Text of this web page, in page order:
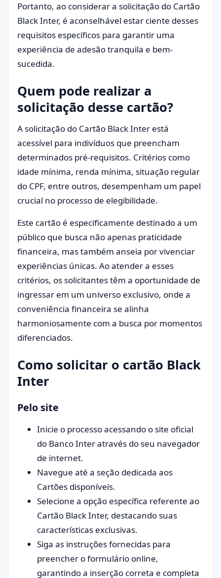
Portanto, ao considerar a solicitação do Cartão
Black Inter, é aconselhável estar ciente desses
requisitos específicos para garantir uma
experiência de adesão tranquila e bem-
sucedida.
Quem pode realizar a
solicitação desse cartão?
A solicitação do Cartão Black Inter está
acessível para indivíduos que preencham
determinados pré-requisitos. Critérios como
idade mínima, renda mínima, situação regular
do CPF, entre outros, desempenham um papel
crucial no processo de elegibilidade.
Este cartão é especificamente destinado a um
público que busca não apenas praticidade
financeira, mas também anseia por vivenciar
experiências únicas. Ao atender a esses
critérios, os solicitantes têm a oportunidade de
ingressar em um universo exclusivo, onde a
conveniência financeira se alinha
harmoniosamente com a busca por momentos
diferenciados.
Como solicitar o cartão Black
Inter
Pelo site
Inicie o processo acessando o site oficial
do Banco Inter através do seu navegador
de internet.
Navegue até a seção dedicada aos
Cartões disponíveis.
Selecione a opção específica referente ao
Cartão Black Inter, destacando suas
características exclusivas.
Siga as instruções fornecidas para
preencher o formulário online,
garantindo a inserção correta e completa